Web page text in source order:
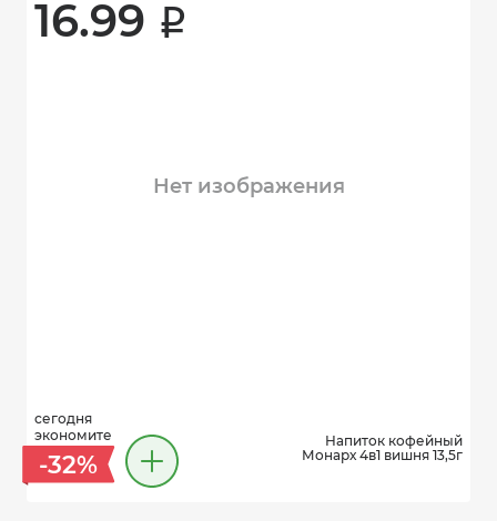
16.99 i
Нет изображения
сегодня
экономите
-32%
Напиток кофейный
Монарх 4в1 вишня 13,5г